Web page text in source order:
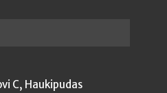
C, Haukipudas